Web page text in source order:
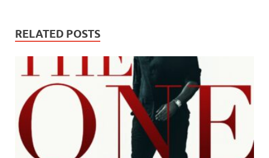
RELATED POSTS